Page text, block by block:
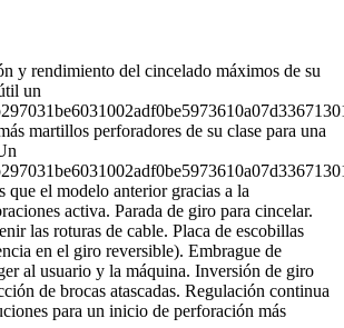
y rendimiento del cincelado máximos de su
un
martillos perforadores de su clase para una
que el modelo anterior gracias a la
activa. Parada de giro para cincelar.
las roturas de cable. Placa de escobillas
en el giro reversible). Embrague de
al usuario y la máquina. Inversión de giro
de brocas atascadas. Regulación continua
para un inicio de perforación más